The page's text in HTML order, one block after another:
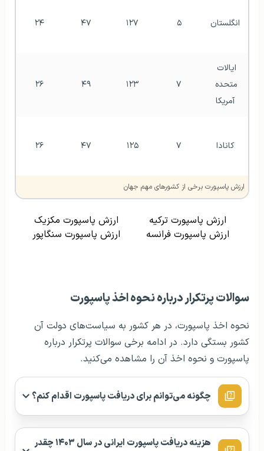
انگلستان ۵ ۱۲۷ ۴۷ ۲۴
آمریکا
۷ ۱۲۳ ۴۹ ۲۶
کانادا ۷ ۱۲۵ ۴۷ ۲۶
ارزش پاسپورت برخی از کشورهای مهم جهان
ارزش پاسپورت ترکیه
ارزش پاسپورت مکزیک
ارزش پاسپورت فرانسه
ارزش پاسپورت سنگاپور
سوالات پرتکرار درباره نحوه اخذ پاسپورت
نحوه اخذ پاسپورت، در هر کشور به سیاست‌های دولت آن
کشور بستگی دارد. در ادامه برخی سوالات پرتکرار درباره
پاسپورت و نحوه اخذ آن را مشاهده می‌کنید.
چگونه می‌توانم برای دریافت پاسپورت اقدام کنم؟
هزینه دریافت پاسپورت ایرانی در سال ۱۴۰۳ چقدر